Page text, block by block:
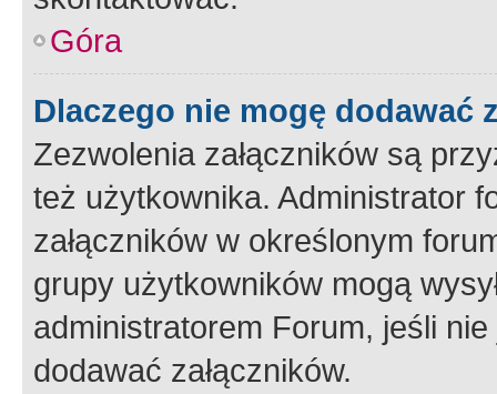
Góra
Dlaczego nie mogę dodawać
Zezwolenia załączników są
też użytkownika. Administrator
załączników w określonym
grupy użytkowników mogą
administratorem Forum, jeśli
dodawać załączników.